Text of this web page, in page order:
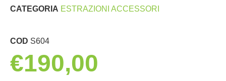
CATEGORIA ESTRAZIONI ACCESSORI
COD S604
€190,00